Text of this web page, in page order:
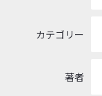
カテゴリー
著者